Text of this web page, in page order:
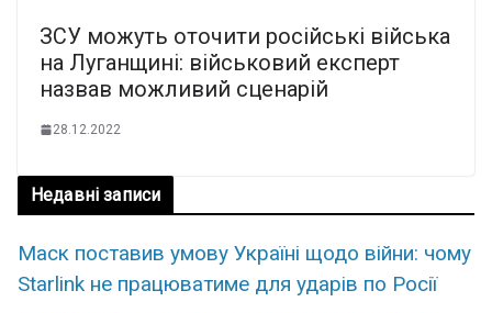
ЗСУ можуть оточити російські війська
на Луганщині: військовий експерт
назвав можливий сценарій
28.12.2022
Недавні записи
Маск поставив умову Україні щодо війни: чому
Starlink не працюватиме для ударів по Росії